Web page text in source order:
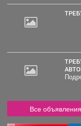
ТРЕБУЕТСЯ - ВОДИТЕЛЬ ГРУЗОВЫХ
Все объявления